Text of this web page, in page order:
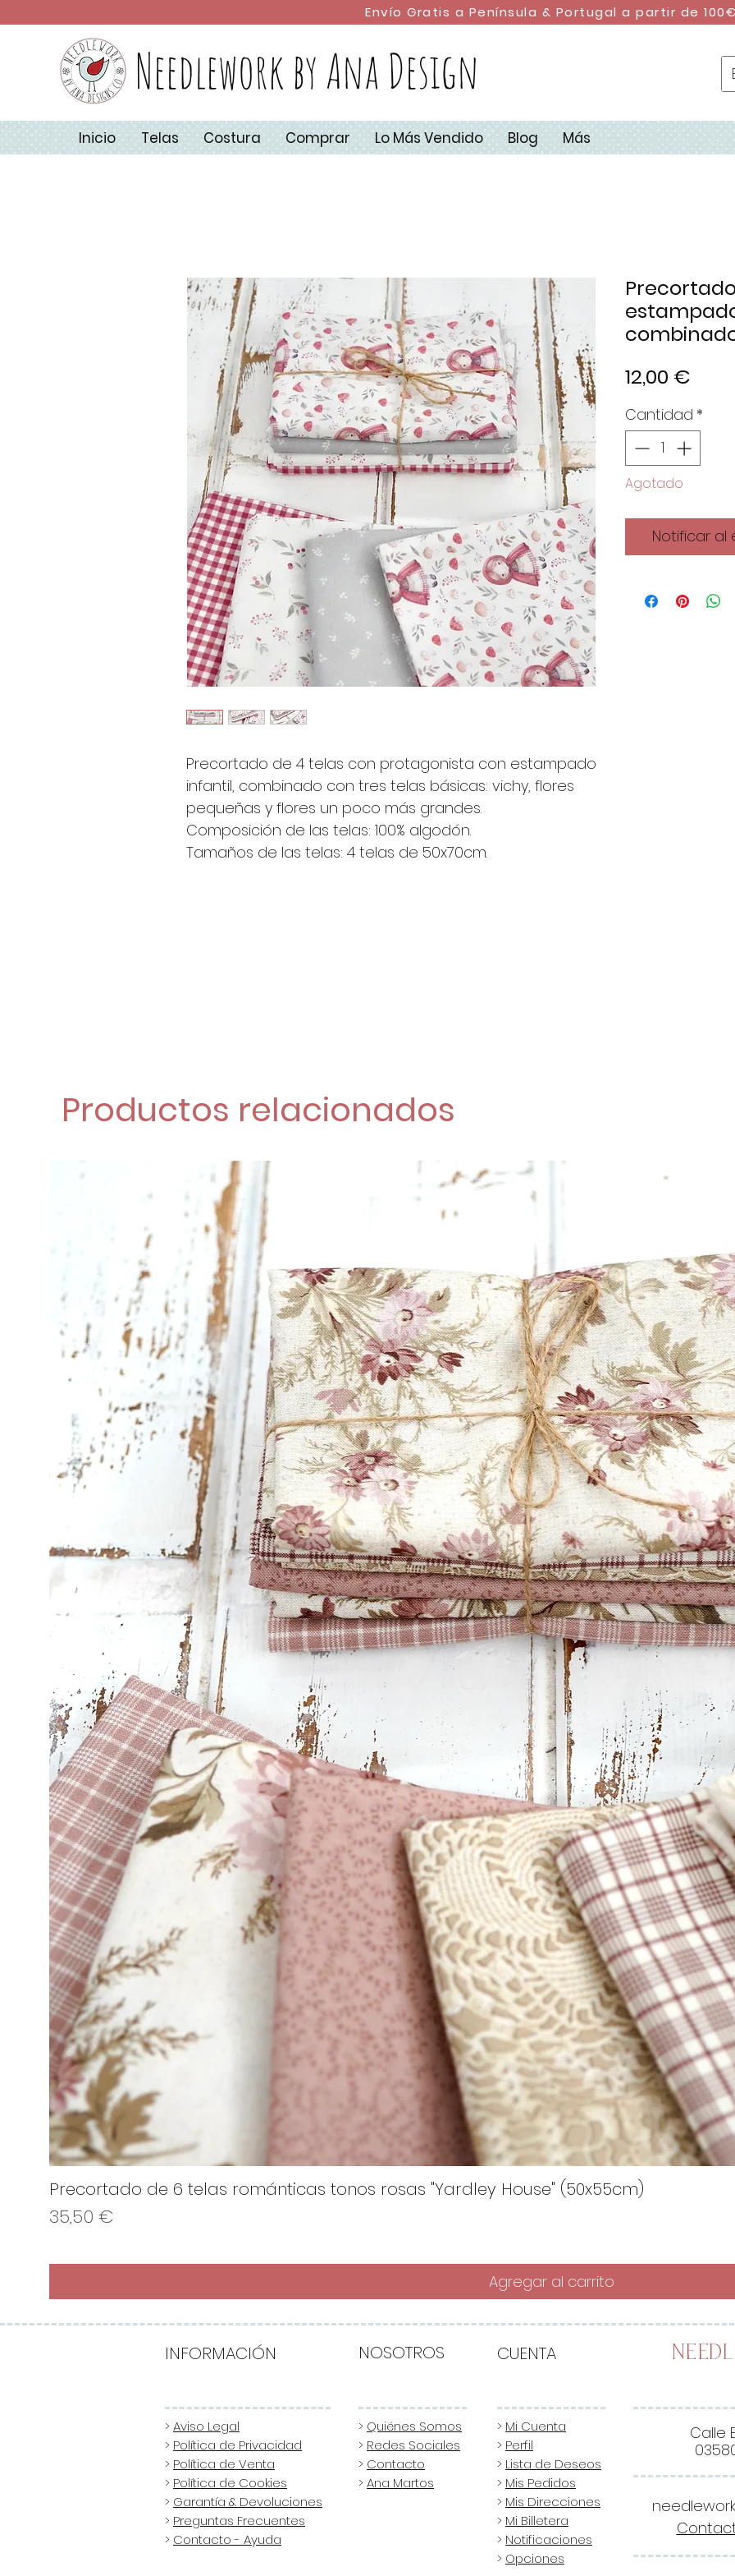
Envío Gratis a Península & Portugal a partir de 100€
Needlework by Ana Design
Inicio Telas Costura Comprar Lo Más Vendido Blog Más
Precortado de 4 telas con protagonista con estampado
infantil, combinado con tres telas básicas: vichy, flores
pequeñas y flores un poco más grandes.
Composición de las telas: 100% algodón.
Tamaños de las telas: 4 telas de 50x70cm.
12,00 €
Cantidad *
Agotado
Notificar al
Productos relacionados
Precortado de 6 telas románticas tonos rosas "Yardley House" (50x55cm)
Precio
35,50 €
Agregar al carrito
INFORMACIÓN
>Aviso Legal
> Política de Privacidad
> Política de Venta
> Política de Cookies
> Garantía & Devoluciones
> Preguntas Frecuentes
> Contacto - Ayuda
NOSOTROS
> Quiénes Somos
> Redes Sociales
> Contacto
>Ana Martos
CUENTA
> Mi Cuenta
> Perfil
> Lista de Deseos
> Mis Pedidos
> Mis Direcciones
> Mi Billetera
> Notificaciones
> Opciones
Calle